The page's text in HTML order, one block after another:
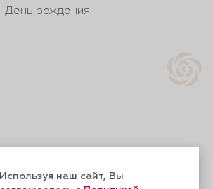
День рождения
Используя наш сайт, Вы